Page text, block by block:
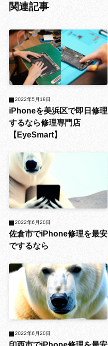
関連記事
iPhoneを美浜区で即日修理
するなら修理専門店
【EyeSmart】
2022年5月19日
佐倉市でiPhone修理を最安
でするなら
2022年6月20日
2022年6月20日